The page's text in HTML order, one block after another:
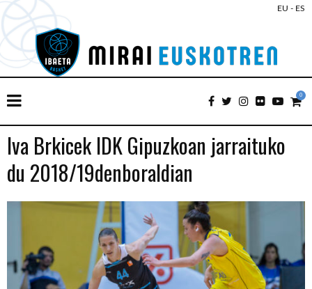
EU - ES
0
Iva Brkicek IDK Gipuzkoan jarraituko
du 2018/19denboraldian